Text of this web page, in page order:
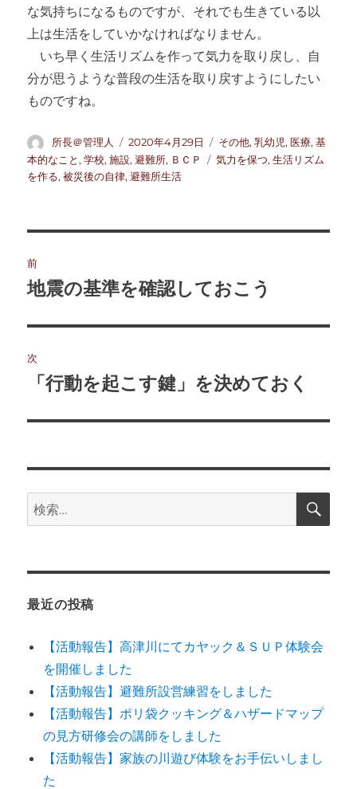
な気持ちになるものですが、それでも生きている以
上は生活をしていかなければなりません。
いち早く生活リズムを作って気力を取り戻し、自
分が思うような普段の生活を取り戻すようにしたい
ものですね。
投
稿
者
所長＠管理人
投
稿
日:
2020年4月29日
カ
テ
その他,乳幼児,医療,基
本的なこと ,学校,施設,避難所, ＢＣＰ
タ
気力を保つ,生活リズム
を作る,被災後の自律,避難所生活
稿
ビ
ゲ
ー
ン
前
前
投
稿:
地震の基準を確認しておこう
次
次
投
「行動を起こす鍵」を決めておく
検
索:
検
最近の投稿
【活動報告】高津川にてカヤック＆ＳＵＰ体験会
を開催しました
【活動報告】避難所設営練習をしました
【活動報告】ポリ袋クッキング＆ハザードマップ
の見方研修会の講師をしました
【活動報告】家族の川遊び体験をお手伝いしまし
た